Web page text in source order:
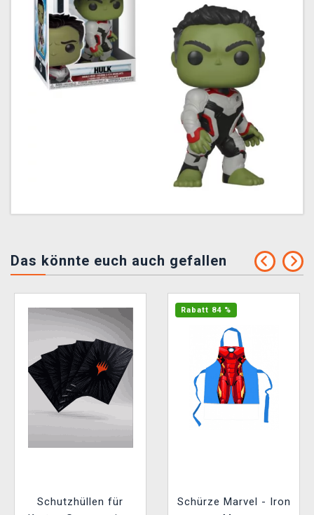
Das könnte euch auch gefallen
Schutzhüllen für
Rabatt 84 %
Schürze Marvel - Iron